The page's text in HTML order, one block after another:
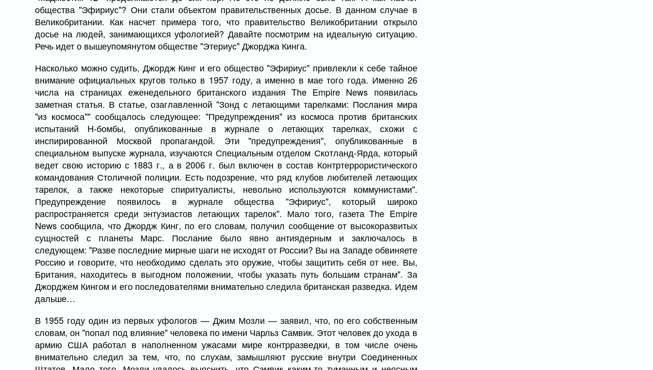
общества "Эфириус"? Они стали объектом правительственных досье. В данном случае в
Великобритании. Как насчет примера того, что правительство Великобритании открыло
досье на людей, занимающихся уфологией? Давайте посмотрим на идеальную ситуацию.
Речь идет о вышеупомянутом обществе "Этериус" Джорджа Кинга.
Насколько можно судить, Джордж Кинг и его общество "Эфириус" привлекли к себе тайное
внимание официальных кругов только в 1957 году, а именно в мае того года. Именно 26
числа на страницах еженедельного британского издания The Empire News появилась
заметная статья. В статье, озаглавленной "Зонд с летающими тарелками: Послания мира
"из космоса"" сообщалось следующее: "Предупреждения" из космоса против британских
испытаний H-бомбы, опубликованные в журнале о летающих тарелках, схожи с
инспирированной Москвой пропагандой. Эти "предупреждения", опубликованные в
специальном выпуске журнала, изучаются Специальным отделом Скотланд-Ярда, который
ведет свою историю с 1883 г., а в 2006 г. был включен в состав Контртеррористического
командования Столичной полиции. Есть подозрение, что ряд клубов любителей летающих
тарелок, а также некоторые спиритуалисты, невольно используются коммунистами".
Предупреждение появилось в журнале общества "Эфириус", который широко
распространяется среди энтузиастов летающих тарелок". Мало того, газета The Empire
News сообщила, что Джордж Кинг, по его словам, получил сообщение от высокоразвитых
сущностей с планеты Марс. Послание было явно антиядерным и заключалось в
следующем: "Разве последние мирные шаги не исходят от России? Вы на Западе обвиняете
Россию и говорите, что необходимо сделать это оружие, чтобы защитить себя от нее. Вы,
Британия, находитесь в выгодном положении, чтобы указать путь большим странам". За
Джорджем Кингом и его последователями внимательно следила британская разведка. Идем
дальше…
В 1955 году один из первых уфологов — Джим Мозли — заявил, что, по его собственным
словам, он "попал под влияние" человека по имени Чарльз Самвик. Этот человек до ухода в
армию США работал в наполненном ужасами мире контрразведки, в том числе очень
внимательно следил за тем, что, по слухам, замышляют русские внутри Соединенных